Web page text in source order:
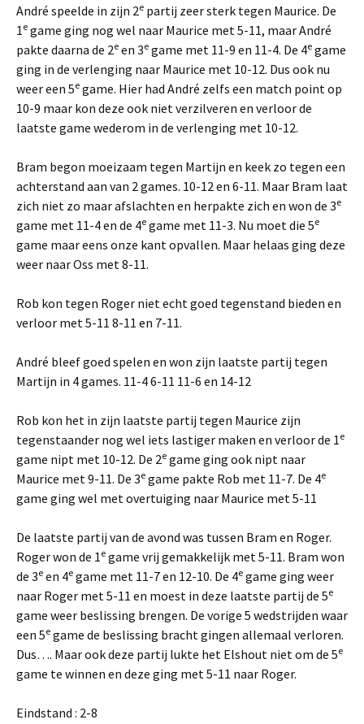
André speelde in zijn 2e partij zeer sterk tegen Maurice. De
1e game ging nog wel naar Maurice met 5-11, maar André
pakte daarna de 2e en 3e game met 11-9 en 11-4. De 4e game
ging in de verlenging naar Maurice met 10-12. Dus ook nu
weer een 5e game. Hier had André zelfs een match point op
10-9 maar kon deze ook niet verzilveren en verloor de
laatste game wederom in de verlenging met 10-12.
Bram begon moeizaam tegen Martijn en keek zo tegen een
achterstand aan van 2 games. 10-12 en 6-11. Maar Bram laat
zich niet zo maar afslachten en herpakte zich en won de 3e
game met 11-4 en de 4e game met 11-3. Nu moet die 5e
game maar eens onze kant opvallen. Maar helaas ging deze
weer naar Oss met 8-11.
Rob kon tegen Roger niet echt goed tegenstand bieden en
verloor met 5-11 8-11 en 7-11.
André bleef goed spelen en won zijn laatste partij tegen
Martijn in 4 games. 11-4 6-11 11-6 en 14-12
Rob kon het in zijn laatste partij tegen Maurice zijn
tegenstaander nog wel iets lastiger maken en verloor de 1e
game nipt met 10-12. De 2e game ging ook nipt naar
Maurice met 9-11. De 3e game pakte Rob met 11-7. De 4e
game ging wel met overtuiging naar Maurice met 5-11
De laatste partij van de avond was tussen Bram en Roger.
Roger won de 1e game vrij gemakkelijk met 5-11. Bram won
de 3e en 4e game met 11-7 en 12-10. De 4e game ging weer
naar Roger met 5-11 en moest in deze laatste partij de 5e
game weer beslissing brengen. De vorige 5 wedstrijden waar
een 5e game de beslissing bracht gingen allemaal verloren.
Dus…. Maar ook deze partij lukte het Elshout niet om de 5e
game te winnen en deze ging met 5-11 naar Roger.
Eindstand : 2-8